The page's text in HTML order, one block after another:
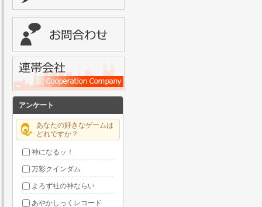
アンケート
あなたの好きなゲームは
どれですか？
神になるッ！
万彩クインダム
よろず社の神ならい
あやかしっくレコード